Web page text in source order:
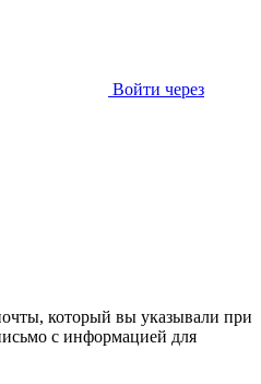
Войти через
который вы указывали при
с информацией для